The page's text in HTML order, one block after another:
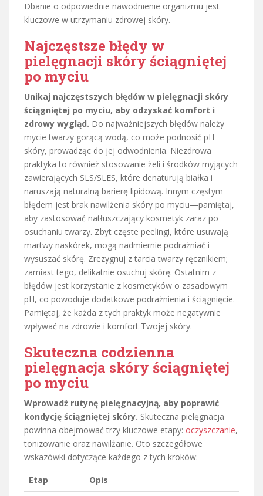
Dbanie o odpowiednie nawodnienie organizmu jest
kluczowe w utrzymaniu zdrowej skóry.
Najczęstsze błędy w
pielęgnacji skóry ściągniętej
po myciu
Unikaj najczęstszych błędów w pielęgnacji skóry
ściągniętej po myciu, aby odzyskać komfort i
zdrowy wygląd. Do najważniejszych błędów należy
mycie twarzy gorącą wodą, co może podnosić pH
skóry, prowadząc do jej odwodnienia. Niezdrowa
praktyka to również stosowanie żeli i środków myjących
zawierających SLS/SLES, które denaturują białka i
naruszają naturalną barierę lipidową. Innym częstym
błędem jest brak nawilżenia skóry po myciu—pamiętaj,
aby zastosować natłuszczający kosmetyk zaraz po
osuchaniu twarzy. Zbyt częste peelingi, które usuwają
martwy naskórek, mogą nadmiernie podrażniać i
wysuszać skórę. Zrezygnuj z tarcia twarzy ręcznikiem;
zamiast tego, delikatnie osuchuj skórę. Ostatnim z
błędów jest korzystanie z kosmetyków o zasadowym
pH, co powoduje dodatkowe podrażnienia i ściągnięcie.
Pamiętaj, że każda z tych praktyk może negatywnie
wpływać na zdrowie i komfort Twojej skóry.
Skuteczna codzienna
pielęgnacja skóry ściągniętej
po myciu
Wprowadź rutynę pielęgnacyjną, aby poprawić
kondycję ściągniętej skóry. Skuteczna pielęgnacja
powinna obejmować trzy kluczowe etapy: oczyszczanie,
tonizowanie oraz nawilżanie. Oto szczegółowe
wskazówki dotyczące każdego z tych kroków:
Etap
Opis